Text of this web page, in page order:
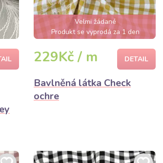
Velmi žádané
Produkt se vyprodá za 1 den
229Kč / m DETAIL
Bavlněná látka Check
ochre